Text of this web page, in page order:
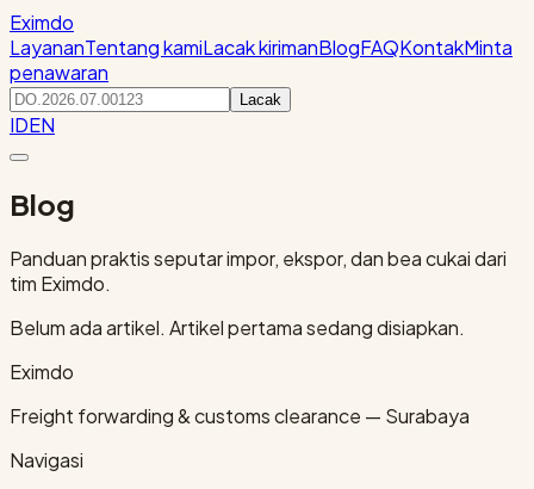
Eximdo
LayananTentang kamiLacak kirimanBlogFAQKontakMinta
penawaran
Lacak
IDEN
Blog
Panduan praktis seputar impor, ekspor, dan bea cukai dari
tim Eximdo.
Belum ada artikel. Artikel pertama sedang disiapkan.
Eximdo
Freight forwarding & customs clearance — Surabaya
Navigasi